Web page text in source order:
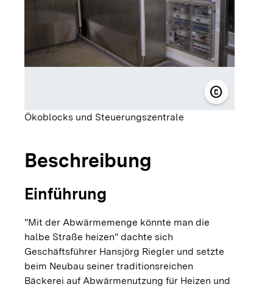
copyright© Bäckerei
Ökoblocks und Steuerungszentrale
Beschreibung
Einführung
"Mit der Abwärmemenge könnte man die
halbe Straße heizen" dachte sich
Geschäftsführer Hansjörg Riegler und setzte
beim Neubau seiner traditionsreichen
Bäckerei auf Abwärmenutzung für Heizen und